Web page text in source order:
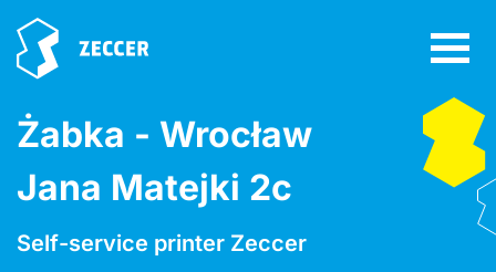
Żabka - Wrocław
Jana Matejki 2c
Self-service printer Zeccer